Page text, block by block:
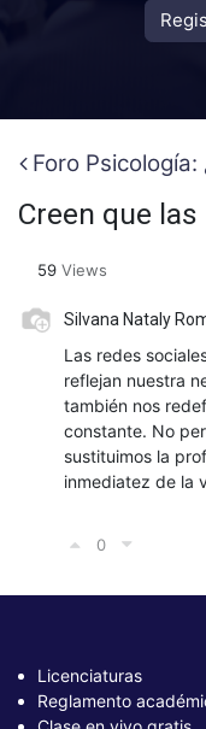
Foro
Creen que
59 Views
Silvana Nataly
Las redes
reflejan nuestra
también nos
constante. No
sustituimos la
inmediatez de la
0
Licenciaturas
Reglamento